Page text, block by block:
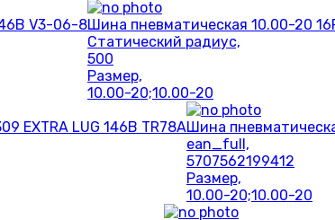
V3-06-8Шина пневматическая 10.00-20
Статический радиус,
500
Размер,
10.00-20;10.00-20
EXTRA LUG 146B TR78AШина
ean_full,
5707562199412
Размер,
10.00-20;10.00-20